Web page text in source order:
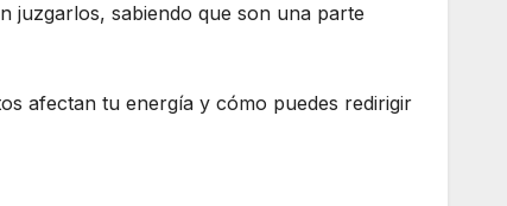
juzgarlos, sabiendo que son una parte
afectan tu energía y cómo puedes redirigir